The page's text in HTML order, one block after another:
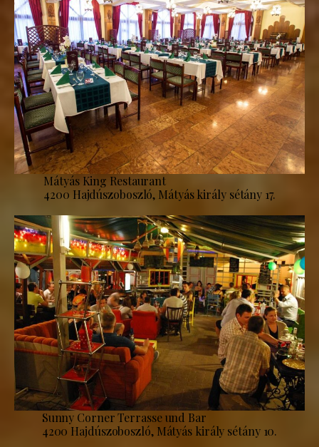
Mátyás King Restaurant
4200 Hajdúszoboszló, Mátyás király sétány 17.
Sunny Corner Terrasse und Bar
4200 Hajdúszoboszló, Mátyás király sétány 10.